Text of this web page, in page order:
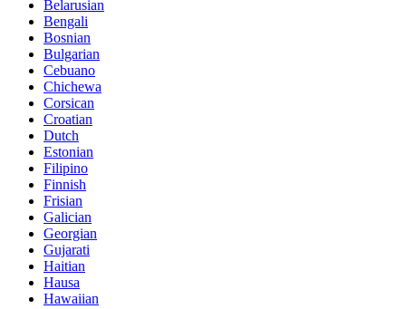
Belarusian
Bengali
Bosnian
Bulgarian
Cebuano
Chichewa
Corsican
Croatian
Dutch
Estonian
Filipino
Finnish
Frisian
Galician
Georgian
Gujarati
Haitian
Hausa
Hawaiian